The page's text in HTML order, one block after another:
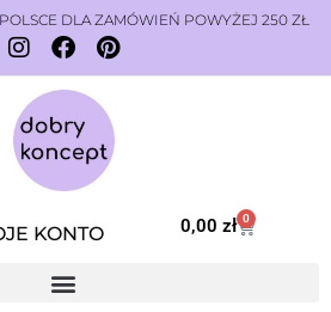
DLA ZAMÓWIEŃ POWYŻEJ 250 ZŁ
KONTO 0,00zł 0